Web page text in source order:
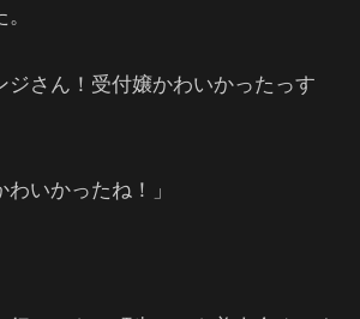
ジさん！受付嬢かわいかったっす
いかったね！」